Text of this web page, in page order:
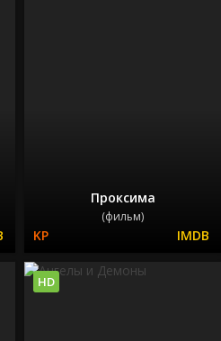
Проксима
(фильм)
HD